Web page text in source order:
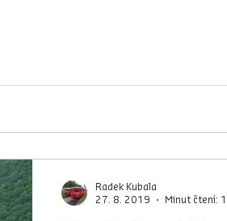
Radek Kubala
27. 8. 2019
Minut čtení: 1